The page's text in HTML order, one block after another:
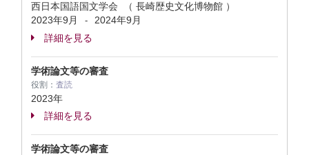
西日本国語国文学会 （ 長崎歴史文化博物館 ）
2023年9月
-
2024年9月
詳細を見る
学術論文等の審査
役割： 査読
2023年
詳細を見る
学術論文等の審査